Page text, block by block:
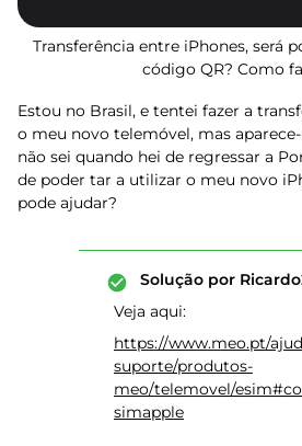
Transferência entre iPhones, será
código QR? Como
Estou no Brasil, e tentei fazer a
o meu novo telemóvel, mas
não sei quando hei de regressar a
de poder tar a utilizar o meu novo
pode ajudar?
Solução por
Veja aqui:
https://www.meo.pt/
suporte/produtos-
meo/telemovel/
simapple